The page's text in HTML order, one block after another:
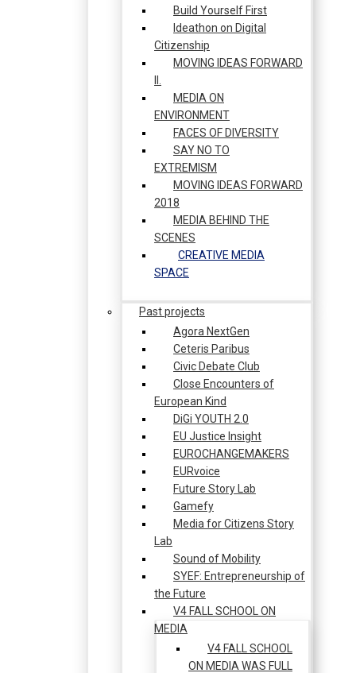
Build Yourself First
Ideathon on Digital
Citizenship
MOVING IDEAS FORWARD
MEDIA ON
ENVIRONMENT
FACES OF DIVERSITY
SAY NO TO
EXTREMISM
MOVING IDEAS FORWARD
2018
MEDIA BEHIND THE
SCENES
CREATIVE MEDIA
SPACE
Past projects
Agora NextGen
Ceteris Paribus
Civic Debate Club
Close Encounters of
European Kind
DiGi YOUTH 2.0
EU Justice Insight
EUROCHANGEMAKERS
EURvoice
Future Story Lab
Gamefy
Media for Citizens Story
Lab
Sound of Mobility
SYEF: Entrepreneurship of
the Future
V4 FALL SCHOOL ON
MEDIA
V4 FALL SCHOOL
ON MEDIA WAS FULL